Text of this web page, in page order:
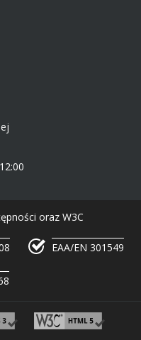
oraz W3C
EAA/EN 301549